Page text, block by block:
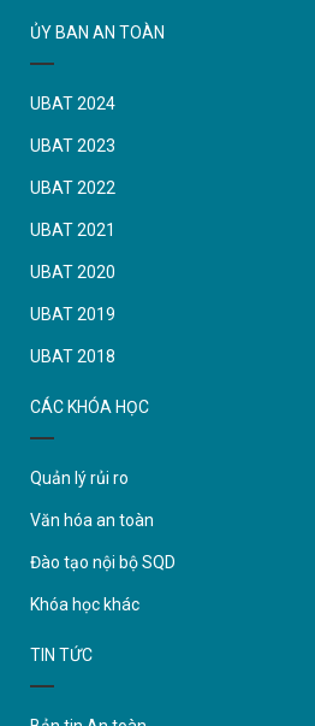
ỦY BAN AN TOÀN
UBAT 2024
UBAT 2023
UBAT 2022
UBAT 2021
UBAT 2020
UBAT 2019
UBAT 2018
CÁC KHÓA HỌC
Quản lý rủi ro
Văn hóa an toàn
Đào tạo nội bộ SQD
Khóa học khác
TIN TỨC